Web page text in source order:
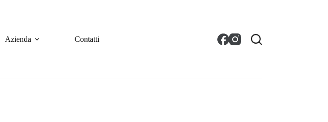
Azienda Contatti